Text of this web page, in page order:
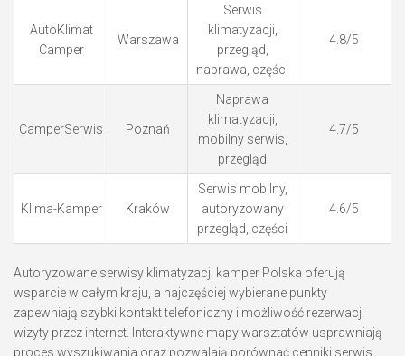
AutoKlimat
Camper
Warszawa
Serwis
klimatyzacji,
przegląd,
naprawa, części
4.8/5
CamperSerwis Poznań
Naprawa
klimatyzacji,
mobilny serwis,
przegląd
4.7/5
Klima-Kamper Kraków
Serwis mobilny,
autoryzowany
przegląd, części
4.6/5
Autoryzowane serwisy klimatyzacji kamper Polska oferują
wsparcie w całym kraju, a najczęściej wybierane punkty
zapewniają szybki kontakt telefoniczny i możliwość rezerwacji
wizyty przez internet. Interaktywne mapy warsztatów usprawniają
proces wyszukiwania oraz pozwalają porównać cenniki serwis